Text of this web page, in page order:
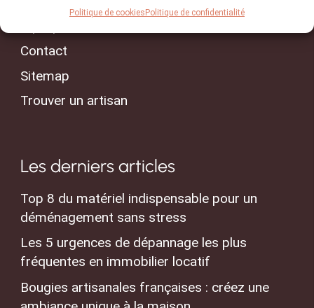
Politique de cookies Politique de confidentialité
Contact
Sitemap
Trouver un artisan
Les derniers articles
Top 8 du matériel indispensable pour un
déménagement sans stress
Les 5 urgences de dépannage les plus
fréquentes en immobilier locatif
Bougies artisanales françaises : créez une